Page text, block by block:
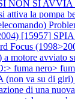
NON SI
attiva la pompa
[15957]
Focus
avviato
nero>
va su di giri)
di una nuova